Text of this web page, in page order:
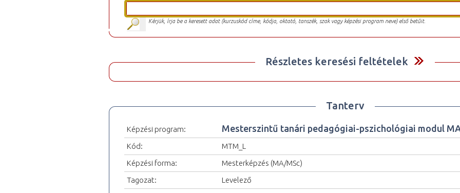
Kérjük, írja be a keresett adat (kurzuskód címe, kódja, oktató, tanszék, szak vagy képzési program neve) első betűit.
Részletes keresési feltételek
Tanterv
Képzési program: Mesterszintű tanári pedagógiai-pszichológiai modul
Kód:
MTM_L
Képzési forma:
Mesterképzés (MA/MSc)
Tagozat:
Levelező